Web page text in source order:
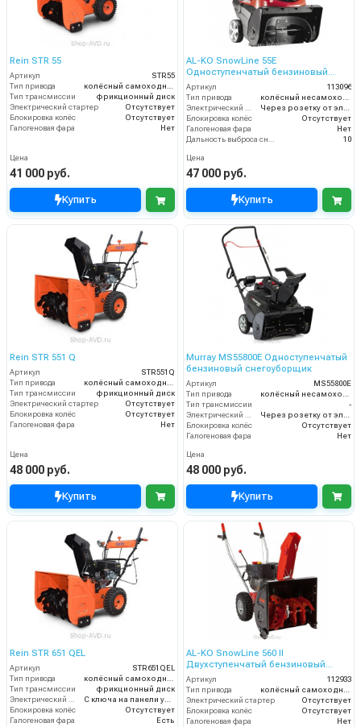
Rein STR 55
Артикул
STR55
Тип привода
колёсный самоходный
Тип трансмиссии
фрикционный диск
Электрический стартер
Отсутствует
Блокировка колёс
Отсутствует
Галогеновая фара
Нет
Цена
41 000 руб.
Купить
AL-KO SnowLine 55E
Одноступенчатый бензиновый
снегоуборщик
Артикул
113096
Тип привода
колёсный несамоходный
Электрический стартер
Через розетку от электросети
Блокировка колёс
Отсутствует
Галогеновая фара
Нет
Дальность выброса снега (м)
10
Цена
47 000 руб.
Купить
Rein STR 551 Q
Артикул
STR551Q
Тип привода
Тип трансмиссии
фрикционный диск
Электрический стартер
Отсутствует
Блокировка колёс
Отсутствует
Галогеновая фара
Нет
Цена
48 000 руб.
Купить
Murray MS55800E Одноступенчатый
бензиновый снегоуборщик
Артикул
MS55800E
Тип привода
Тип трансмиссии
-
Блокировка колёс
Отсутствует
Галогеновая фара
Нет
Цена
48 000 руб.
Купить
Rein STR 651 QEL
Артикул
STR651QEL
Тип привода
колёсный самоходный
Тип трансмиссии
фрикционный диск
Электрический стартер
С ключа на панели управления
Блокировка колёс
Отсутствует
Галогеновая фара
Есть
AL-KO SnowLine 560 II
Двухступенчатый бензиновый
снегоуборщик
Артикул
112933
Тип привода
колёсный самоходный
Электрический стартер
Отсутствует
Блокировка колёс
Отсутствует
Галогеновая фара
Нет